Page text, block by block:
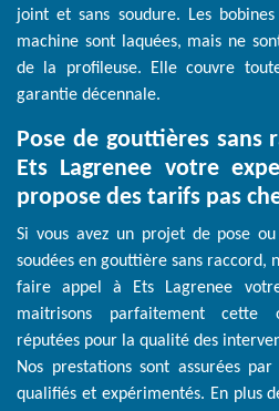
joint et sans soudure. Les
machine sont laquées, mais ne
de la profileuse. Elle couvre
garantie décennale.
Pose de gouttières sans
Ets Lagrenee votre
propose des tarifs pas
Si vous avez un projet de pose
soudées en gouttière sans raccord,
faire appel à Ets Lagrenee
maitrisons parfaitement cette
réputées pour la qualité des
Nos prestations sont assurées
qualifiés et expérimentés. En plus